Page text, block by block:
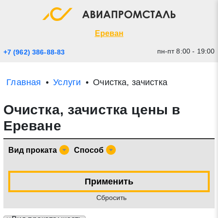
Ереван
+7 (962) 386-88-83 пн-пт 8:00 - 19:00
Главная Услуги Очистка, зачистка
Очистка, зачистка цены в
Ереване
Вид проката Способ
Применить
Cбросить
Экспресс заявка
Прикрепить файл (до 20 mb)
Отправить заявку